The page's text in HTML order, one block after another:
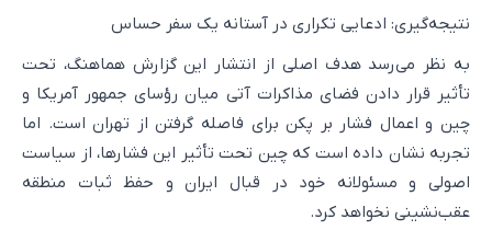
نتیجه‌گیری: ادعایی تکراری در آستانه یک سفر حساس
به نظر می‌رسد هدف اصلی از انتشار این گزارش هماهنگ، تحت
تأثیر قرار دادن فضای مذاکرات آتی میان رؤسای جمهور آمریکا و
چین و اعمال فشار بر پکن برای فاصله گرفتن از تهران است. اما
تجربه نشان داده است که چین تحت تأثیر این فشارها، از سیاست
اصولی و مسئولانه خود در قبال ایران و حفظ ثبات منطقه
عقب‌نشینی نخواهد کرد.